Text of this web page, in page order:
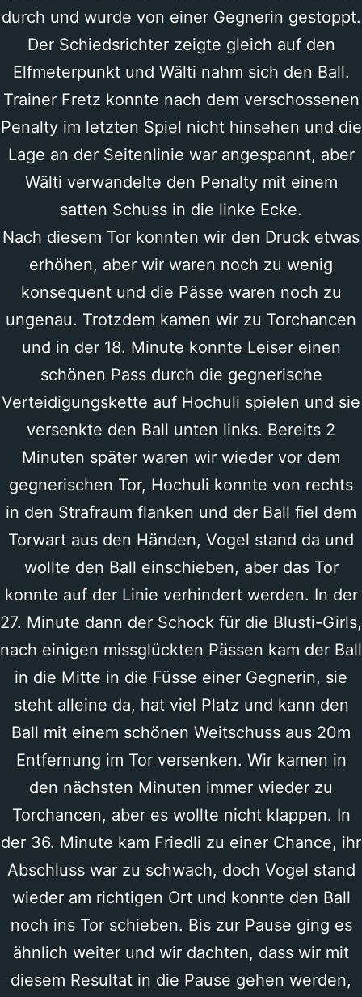
durch und wurde von einer Gegnerin gestoppt.
Der Schiedsrichter zeigte gleich auf den
Elfmeterpunkt und Wälti nahm sich den Ball.
Trainer Fretz konnte nach dem verschossenen
Penalty im letzten Spiel nicht hinsehen und die
Lage an der Seitenlinie war angespannt, aber
Wälti verwandelte den Penalty mit einem
satten Schuss in die linke Ecke.
Nach diesem Tor konnten wir den Druck etwas
erhöhen, aber wir waren noch zu wenig
konsequent und die Pässe waren noch zu
ungenau. Trotzdem kamen wir zu Torchancen
und in der 18. Minute konnte Leiser einen
schönen Pass durch die gegnerische
Verteidigungskette auf Hochuli spielen und sie
versenkte den Ball unten links. Bereits 2
Minuten später waren wir wieder vor dem
gegnerischen Tor, Hochuli konnte von rechts
in den Strafraum flanken und der Ball fiel dem
Torwart aus den Händen, Vogel stand da und
wollte den Ball einschieben, aber das Tor
konnte auf der Linie verhindert werden. In der
27. Minute dann der Schock für die Blusti-Girls,
nach einigen missglückten Pässen kam der Ball
in die Mitte in die Füsse einer Gegnerin, sie
steht alleine da, hat viel Platz und kann den
Ball mit einem schönen Weitschuss aus 20m
Entfernung im Tor versenken. Wir kamen in
den nächsten Minuten immer wieder zu
Torchancen, aber es wollte nicht klappen. In
der 36. Minute kam Friedli zu einer Chance, ihr
Abschluss war zu schwach, doch Vogel stand
wieder am richtigen Ort und konnte den Ball
noch ins Tor schieben. Bis zur Pause ging es
ähnlich weiter und wir dachten, dass wir mit
diesem Resultat in die Pause gehen werden,